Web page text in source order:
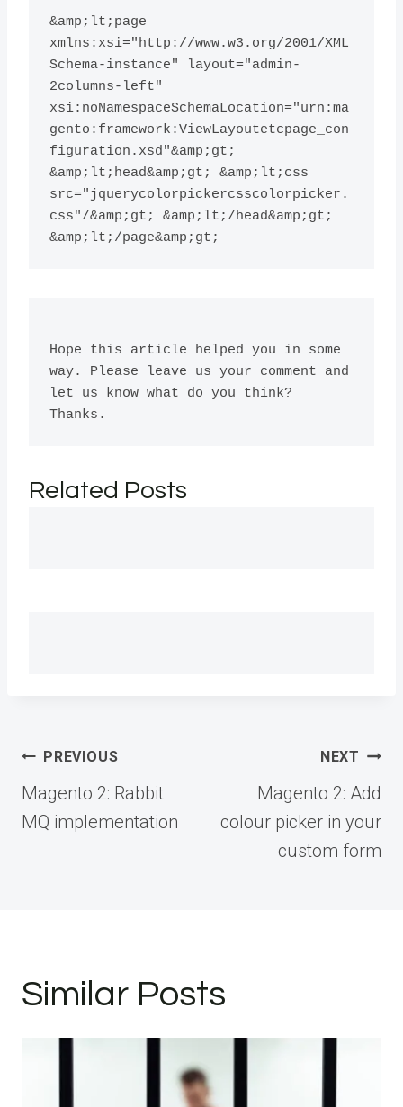
&amp;lt;page
xmlns:xsi="http://www.w3.org/2001/XML
Schema-instance" layout="admin-
2columns-left"
xsi:noNamespaceSchemaLocation="urn:ma
gento:framework:ViewLayoutetcpage_con
figuration.xsd"&amp;gt;
&amp;lt;head&amp;gt; &amp;lt;css
src="jquerycolorpickercsscolorpicker.
css"/&amp;gt; &amp;lt;/head&amp;gt;
Hope this article helped you in some
way. Please leave us your comment and
let us know what do you think?
Related Posts
Post
navigation
PREVIOUS
Magento 2: Rabbit
MQ implementation
NEXT
Magento 2: Add
colour picker in your
custom form
Similar Posts